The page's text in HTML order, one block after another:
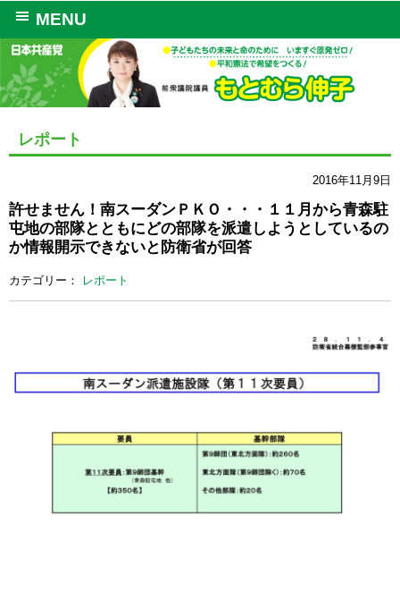
MENU
レポート
2016年11月9日
許せません！南スーダンＰＫＯ・・・１１月から青森駐
屯地の部隊とともにどの部隊を派遣しようとしているの
か情報開示できないと防衛省が回答
カテゴリー： レポート